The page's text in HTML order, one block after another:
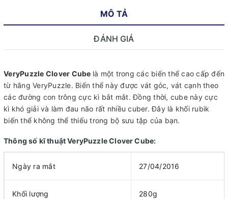
MÔ TẢ
ĐÁNH GIÁ
VeryPuzzle Clover Cube là một trong các biến thể cao cấp đến
từ hãng VeryPuzzle. Biến thể này được vát góc, vát cạnh theo
các đường con trông cực kì bắt mắt. Đồng thời, cube này cực
kì khó giải và làm đau não rất nhiều cuber. Đây là khối rubik
biến thể không thể thiếu trong bộ sưu tập của bạn.
Thông số kĩ thuật VeryPuzzle Clover Cube:
Ngày ra mắt 27/04/2016
Khối lượng 280g